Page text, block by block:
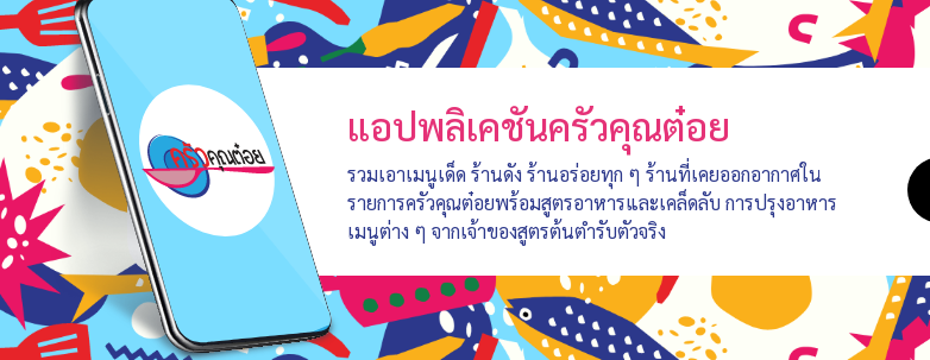
แอปพลิเคชันครัวคุณต๋อย
รวมเอาเมนูเด็ด ร้านดัง ร้านอร่อยทุก ๆ ร้านที่เคยออกอากาศใน
รายการครัวคุณต๋อยพร้อมสูตรอาหารและเคล็ดลับ การปรุงอาหาร
เมนูต่าง ๆ จากเจ้าของสูตรต้นตำรับตัวจริง